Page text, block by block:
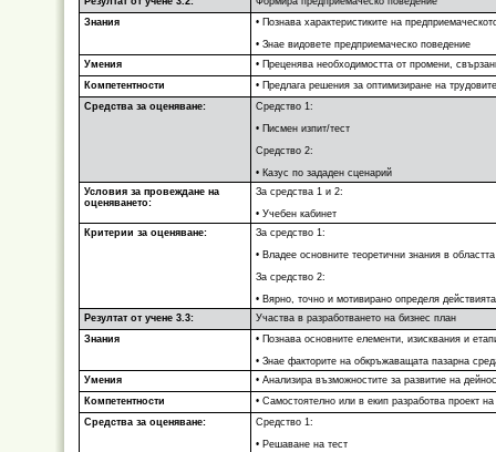
Знания
• Познава характеристиките на
• Знае видовете предприемаческо поведение
Умения
• Преценява необходимостта от промени,
Компетентности
• Предлага решения за оптимизиране на
Средства за оценяване:
Средство 1:
• Писмен изпит/тест
Средство 2:
• Казус по зададен сценарий
Условия за провеждане на
оценяването:
За средства 1 и 2:
• Учебен кабинет
Критерии за оценяване:
За средство 1:
• Владее основните теоретични знания в
За средство 2:
• Вярно, точно и мотивирано определя
Резултат от учене 3.3:
Участва в разработването на бизнес план
Знания
• Познава основните елементи, изисквания и
• Знае факторите на обкръжаващата пазарна
Умения
• Анализира възможностите за развитие на
Компетентности
• Самостоятелно или в екип разработва проект
Средства за оценяване:
Средство 1:
• Решаване на тест